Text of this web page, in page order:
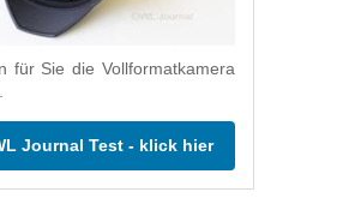
für Sie die Vollformatkamera
Journal Test - klick hier